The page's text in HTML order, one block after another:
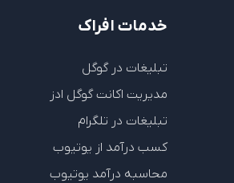
خدمات افراک
تبلیغات در گوگل
مدیریت اکانت گوگل ادز
تبلیغات در تلگرام
کسب درآمد از یوتیوب
محاسبه درآمد یوتیوب